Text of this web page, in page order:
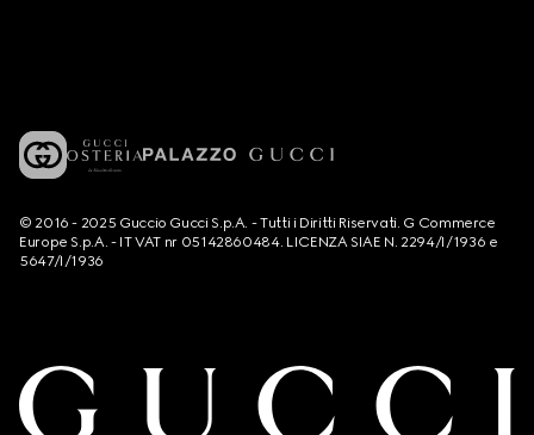
© 2016 - 2025 Guccio Gucci S.p.A. - Tutti i Diritti Riservati. G Commerce
Europe S.p.A. - IT VAT nr 05142860484. LICENZA SIAE N. 2294/I/1936 e
5647/I/1936